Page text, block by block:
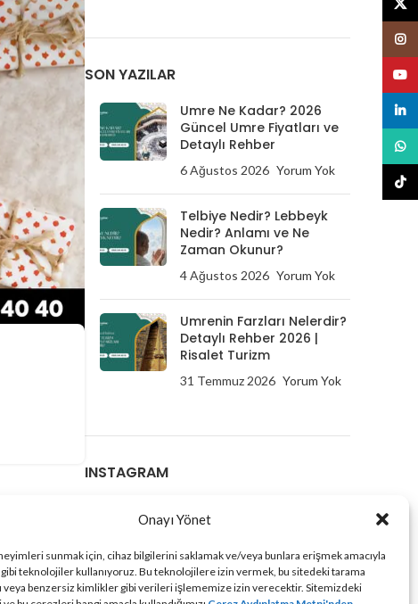
Onayı Yönet
sunmak için, cihaz bilgilerini saklamak ve/veya bunlara erişmek amacıyla
teknolojiler kullanıyoruz. Bu teknolojilere izin vermek, bu sitedeki tarama
veya benzersiz kimlikler gibi verileri işlememize izin verecektir. Sitemizdeki
SON YAZILAR
Umre Ne Kadar? 2026
Güncel Umre Fiyatları ve
Detaylı Rehber
6 Ağustos 2026 Yorum Yok
Telbiye Nedir? Lebbeyk
Nedir? Anlamı ve Ne
Zaman Okunur?
4 Ağustos 2026 Yorum Yok
Umrenin Farzları Nelerdir?
Detaylı Rehber 2026 |
Risalet Turizm
31 Temmuz 2026 Yorum Yok
INSTAGRAM